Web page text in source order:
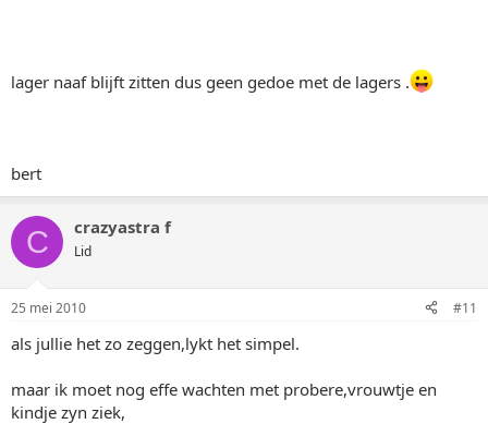
lager naaf blijft zitten dus geen gedoe met de lagers .
bert
C crazyastra f
Lid
25 mei 2010 #11
als jullie het zo zeggen,lykt het simpel.
maar ik moet nog effe wachten met probere,vrouwtje en
kindje zyn ziek,